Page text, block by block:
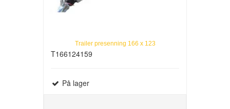
Trailer presenning 166 x 123
T166124159
På lager